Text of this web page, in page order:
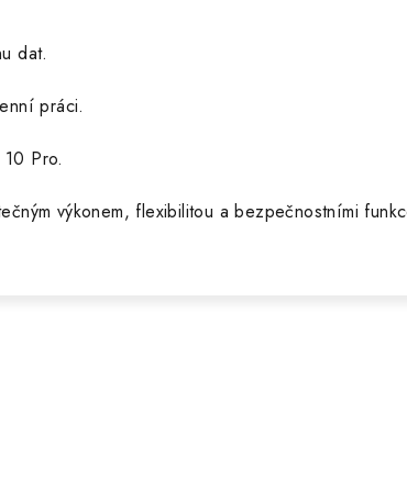
dat.
práci.
Pro.
výkonem, flexibilitou a bezpečnostními